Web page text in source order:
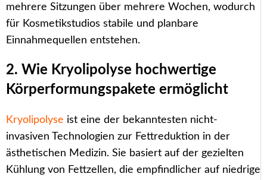
mehrere Sitzungen über mehrere Wochen, wodurch
für Kosmetikstudios stabile und planbare
Einnahmequellen entstehen.
2. Wie Kryolipolyse hochwertige
Körperformungspakete ermöglicht
Kryolipolyse ist eine der bekanntesten nicht-
invasiven Technologien zur Fettreduktion in der
ästhetischen Medizin. Sie basiert auf der gezielten
Kühlung von Fettzellen, die empfindlicher auf niedrige